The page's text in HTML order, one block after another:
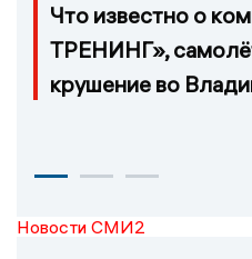
Что известно о
ТРЕНИНГ»,
крушение во
Новости СМИ2